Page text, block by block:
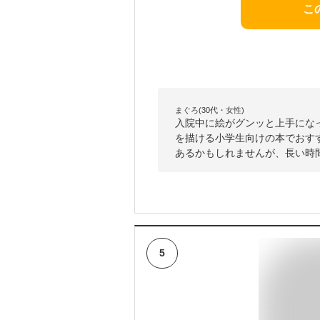
こ
まぐろ(30代・女性)
入院中に絵がグンッと上手に
を描ける小学生向けの本でお
あるかもしれませんが、長い時
5